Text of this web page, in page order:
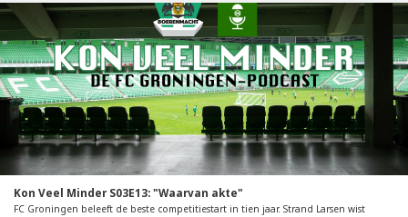
Kon Veel Minder S03E13: "Waarvan akte"
FC Groningen beleeft de beste competitiestart in tien jaar. Strand Larsen wist